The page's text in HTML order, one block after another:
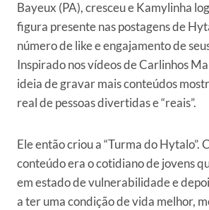
Bayeux (PA), cresceu e Kamylinha
figura presente nas postagens de
número de like e engajamento de
Inspirado nos vídeos de Carlinhos
ideia de gravar mais conteúdos
real de pessoas divertidas e “reais”.
Ele então criou a “Turma do Hytalo”.
conteúdo era o cotidiano de jovens
em estado de vulnerabilidade e
a ter uma condição de vida melhor,